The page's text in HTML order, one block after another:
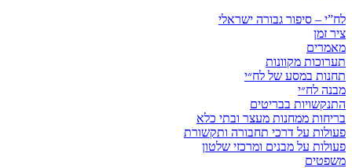
לח”י – סיפור גבורה ישראלי
ציר זמן
מאמרים
תערוכות מקוונות
תחנות במסע של לח״י
מבנה לח״י
התנקשויות בבריטים
בריחות ממחנות מעצר ובתי כלא
פעולות על דרכי תחבורה ותקשורת
פעולות על מבנים ומרכזי שלטון
משפטים